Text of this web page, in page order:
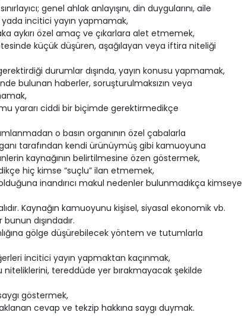
genel ahlak anlayışını, din duygularını, aile
yada incitici yayın yapmamak,
aykırı özel amaç ve çıkarlara alet etmemek,
ötesinde küçük düşüren, aşağılayan veya iftira niteliği
durumlar dışında, yayın konusu yapmamak,
bulunan haberler, soruşturulmaksızın veya
yararı ciddi bir biçimde gerektirmedikçe
o basın organının özel çabalarla
tarafından kendi ürünüymüş gibi kamuoyuna
kaynağının belirtilmesine özen göstermek,
hiç kimse “suçlu” ilan etmemek,
inandırıcı makul nedenler bulunmadıkça kimseye
Kaynağın kamuoyunu kişisel, siyasal ekonomik vb.
dışındadır.
gölge düşürebilecek yöntem ve tutumlarla
incitici yayın yapmaktan kaçınmak,
niteliklerini, tereddüde yer bırakmayacak şekilde
göstermek,
cevap ve tekzip hakkına saygı duymak.